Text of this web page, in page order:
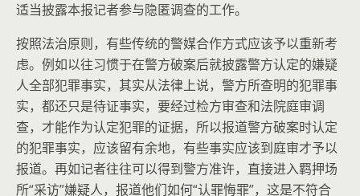
适当披露本报记者参与隐匿调查的工作。
按照法治原则，有些传统的警媒合作方式应该予以重新考
虑。例如以往习惯于在警方破案后就披露警方认定的嫌疑
人全部犯罪事实，其实从法律上说，警方所查明的犯罪事
实，都还只是待证事实，要经过检方审查和法院庭审调
查，才能作为认定犯罪的证据，所以报道警方破案时认定
的犯罪事实，应该留有余地，有些事实应该到庭审才予以
报道。再如记者往往可以得到警方准许，直接进入羁押场
所“采访”嫌疑人，报道他们如何“认罪悔罪”，这是不符合